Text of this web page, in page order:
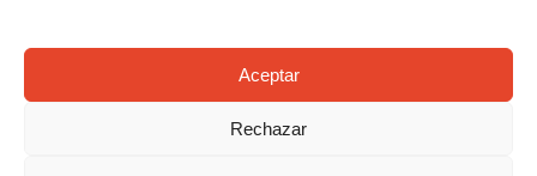
Aceptar
Rechazar